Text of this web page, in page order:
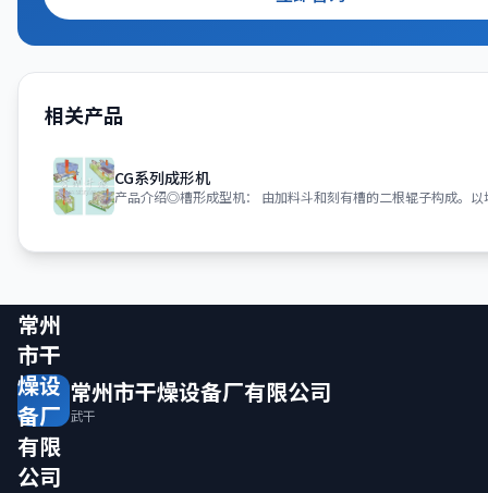
相关产品
CG系列成形机
常州
市干
燥设
备厂
有限
公司
常州市干燥设备厂有限公司
武干